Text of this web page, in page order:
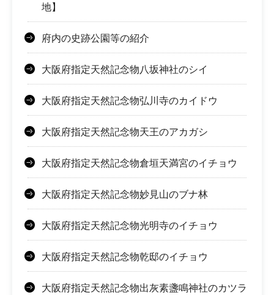
地】
府内の史跡公園等の紹介
大阪府指定天然記念物八坂神社のシイ
大阪府指定天然記念物弘川寺のカイドウ
大阪府指定天然記念物天王のアカガシ
大阪府指定天然記念物倉垣天満宮のイチョウ
大阪府指定天然記念物妙見山のブナ林
大阪府指定天然記念物光明寺のイチョウ
大阪府指定天然記念物乾邸のイチョウ
大阪府指定天然記念物出灰素盞鳴神社のカツラ